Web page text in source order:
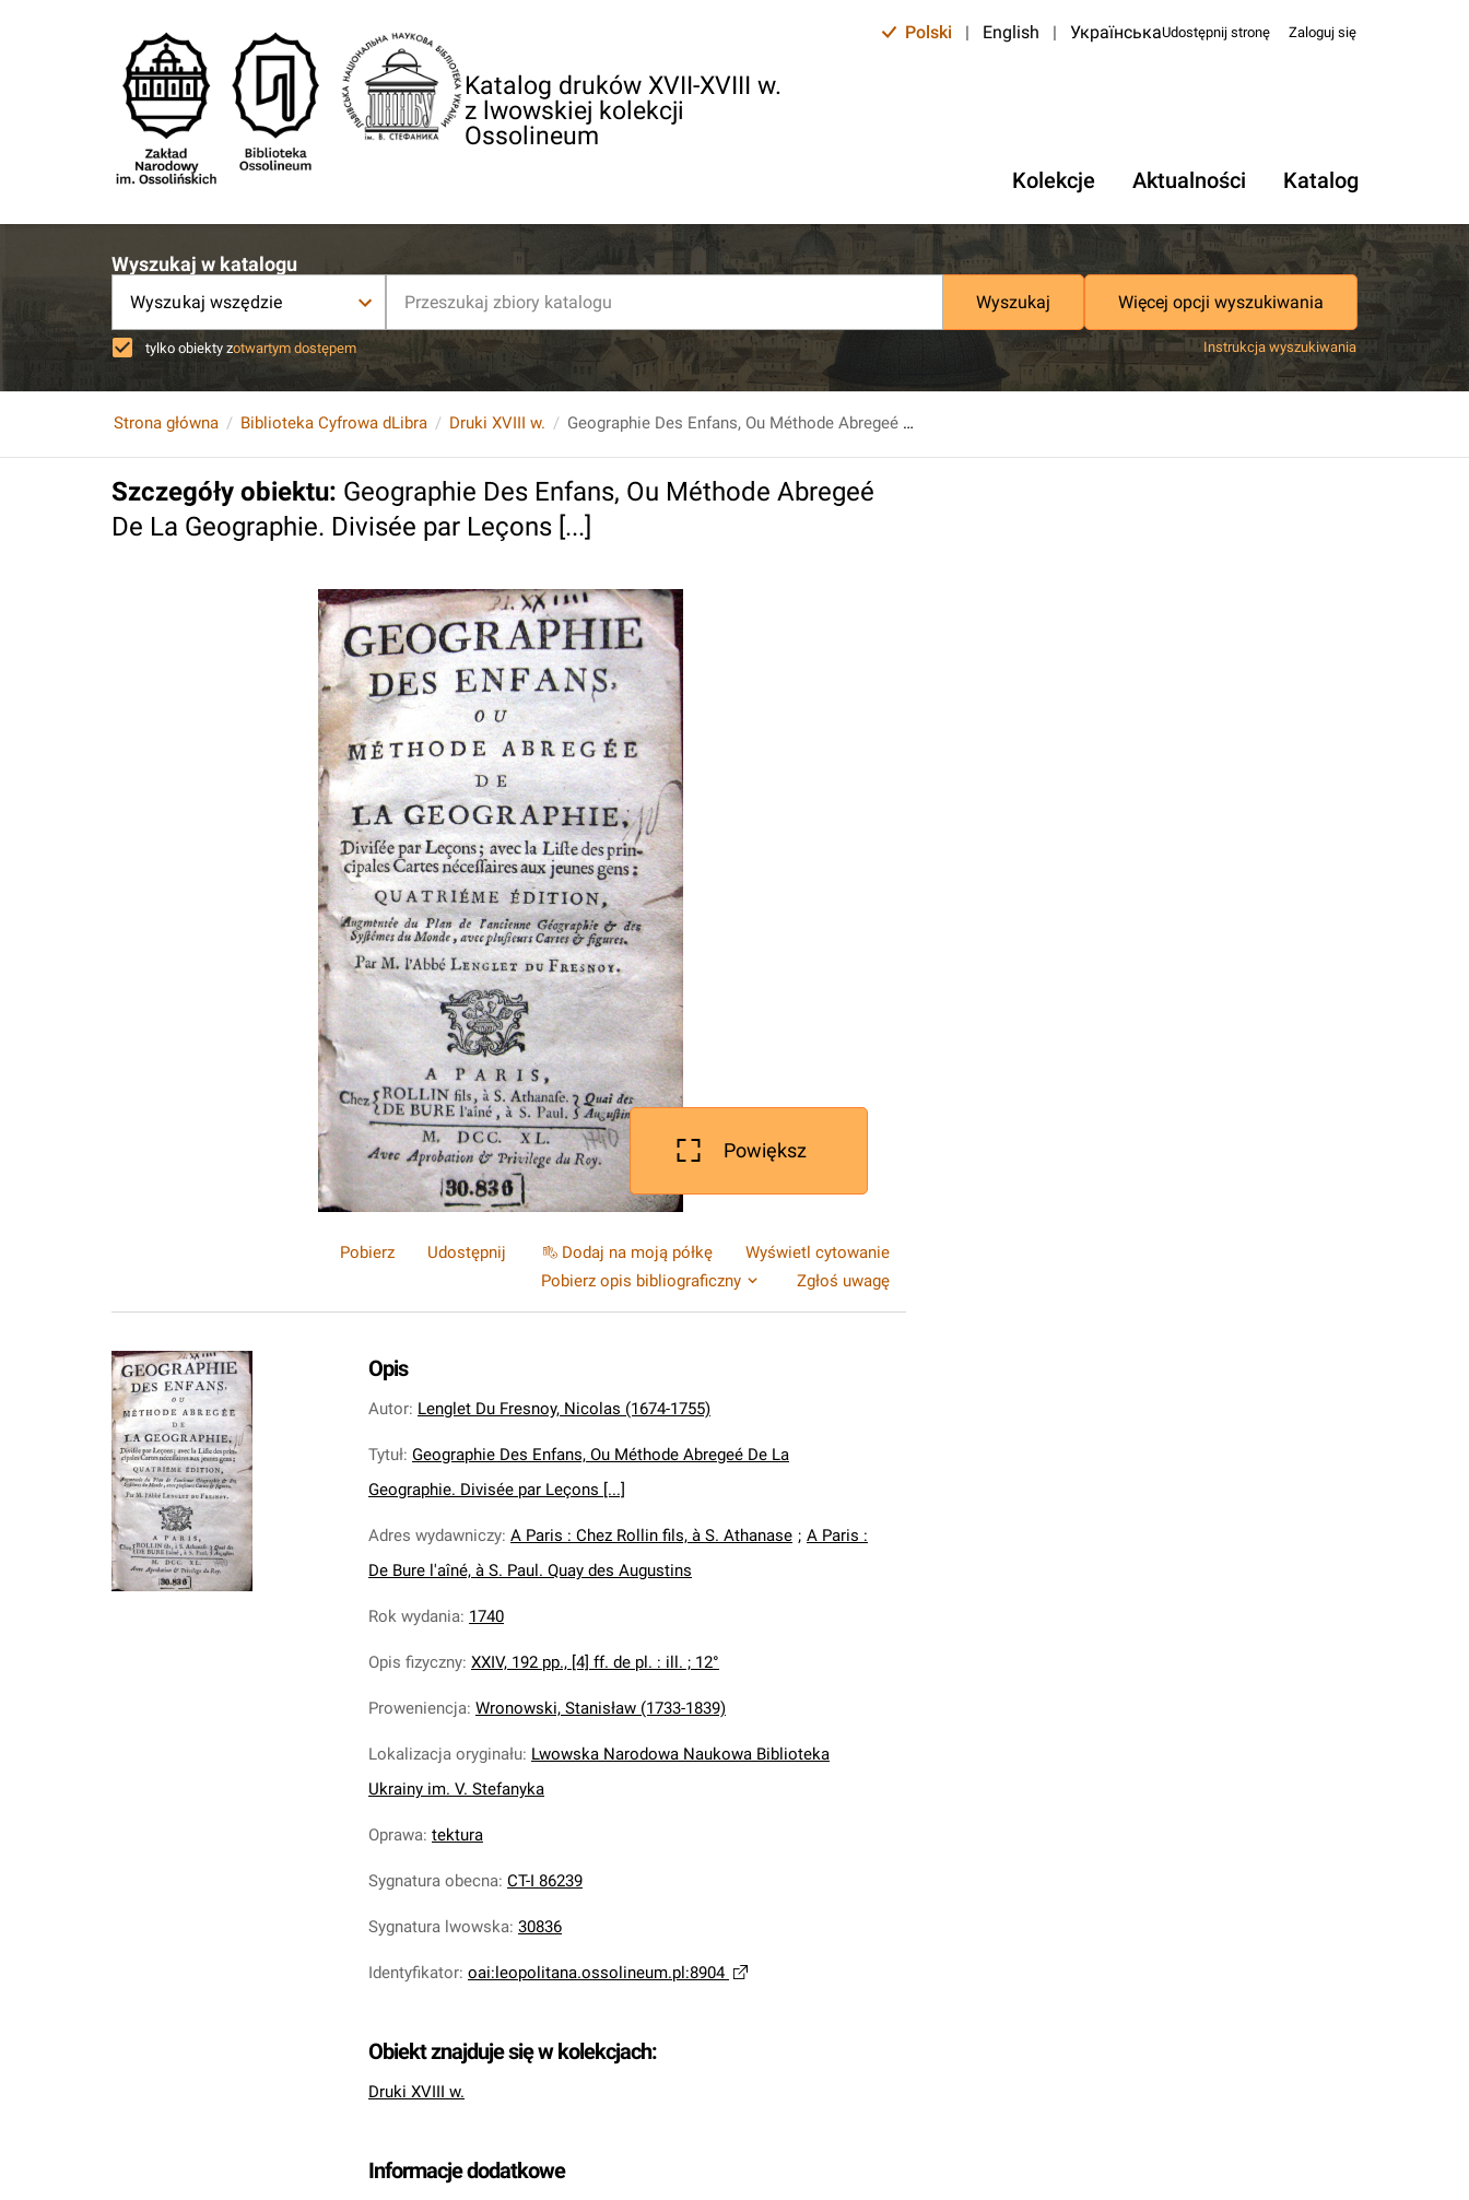
Katalog druków XVII-XVIII w.
z lwowskiej kolekcji
Ossolineum
Polski | English | УкраїнськаUdostępnij stronę Zaloguj się
Kolekcje Aktualności Katalog
Wyszukaj w katalogu
Wyszukaj wszędzie Wyszukaj Więcej opcji wyszukiwania
tylko obiekty zotwartym dostępem Instrukcja wyszukiwania
Strona główna Biblioteka Cyfrowa dLibra Druki XVIII w. Geographie Des Enfans, Ou Méthode Abregeé De La Geographie. Divisée par Leçons [...]
Szczegóły obiektu: Geographie Des Enfans, Ou Méthode Abregeé
De La Geographie. Divisée par Leçons [...]
Powiększ
Pobierz Udostępnij Dodaj na moją półkę
Wyświetl cytowanie
Pobierz opis bibliograficzny
Zgłoś uwagę
Opis
Autor: Lenglet Du Fresnoy, Nicolas (1674-1755)
Tytuł: Geographie Des Enfans, Ou Méthode Abregeé De La
Geographie. Divisée par Leçons [...]
Adres wydawniczy: A Paris : Chez Rollin fils, à S. Athanase ; A Paris :
De Bure l'aîné, à S. Paul. Quay des Augustins
Rok wydania: 1740
Opis fizyczny: XXIV, 192 pp., [4] ff. de pl. : ill. ; 12°
Proweniencja: Wronowski, Stanisław (1733-1839)
Lokalizacja oryginału: Lwowska Narodowa Naukowa Biblioteka
Ukrainy im. V. Stefanyka
Oprawa: tektura
Sygnatura obecna: CT-I 86239
Sygnatura lwowska: 30836
Identyfikator: oai:leopolitana.ossolineum.pl:8904
Obiekt znajduje się w kolekcjach:
Druki XVIII w.
Informacje dodatkowe